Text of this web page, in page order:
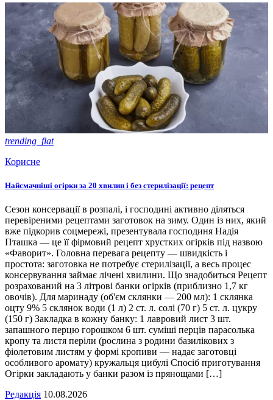
trending_flat
Корисне
Найсмачніші огірки за 20 хвилин і без стерилізації: рецепт
Сезон консервації в розпалі, і господині активно діляться
перевіреними рецептами заготовок на зиму. Один із них, який
вже підкорив соцмережі, презентувала господиня Надія
Пташка — це її фірмовий рецепт хрустких огірків під назвою
«Фаворит». Головна перевага рецепту — швидкість і
простота: заготовка не потребує стерилізації, а весь процес
консервування займає лічені хвилини. Що знадобиться Рецепт
розрахований на 3 літрові банки огірків (приблизно 1,7 кг
овочів). Для маринаду (об'єм склянки — 200 мл): 1 склянка
оцту 9% 5 склянок води (1 л) 2 ст. л. солі (70 г) 5 ст. л. цукру
(150 г) Закладка в кожну банку: 1 лавровий лист 3 шт.
запашного перцю горошком 6 шт. суміші перців парасолька
кропу та листя періли (рослина з родини базилікових з
фіолетовим листям у формі кропиви — надає заготовці
особливого аромату) кружальця цибулі Спосіб приготування
Огірки закладають у банки разом із прянощами […]
Редакція 10.08.2026